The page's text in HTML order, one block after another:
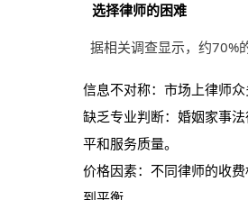
选择律师的困难
据相关调查显示，约70%
信息不对称：市场上律师
缺乏专业判断：婚姻家事
平和服务质量。
价格因素：不同律师的收